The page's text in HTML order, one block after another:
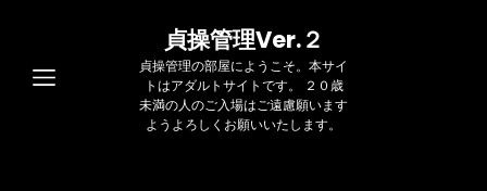
貞操管理Ver.２
貞操管理の部屋にようこそ。本サイ
トはアダルトサイトです。 ２０歳
未満の人のご入場はご遠慮願います
ようよろしくお願いいたします。